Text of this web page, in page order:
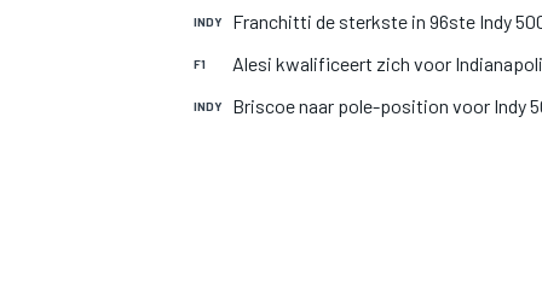
INDY Franchitti de sterkste in 96ste Indy
F1 Alesi kwalificeert zich voor
INDY Briscoe naar pole-position voor Indy